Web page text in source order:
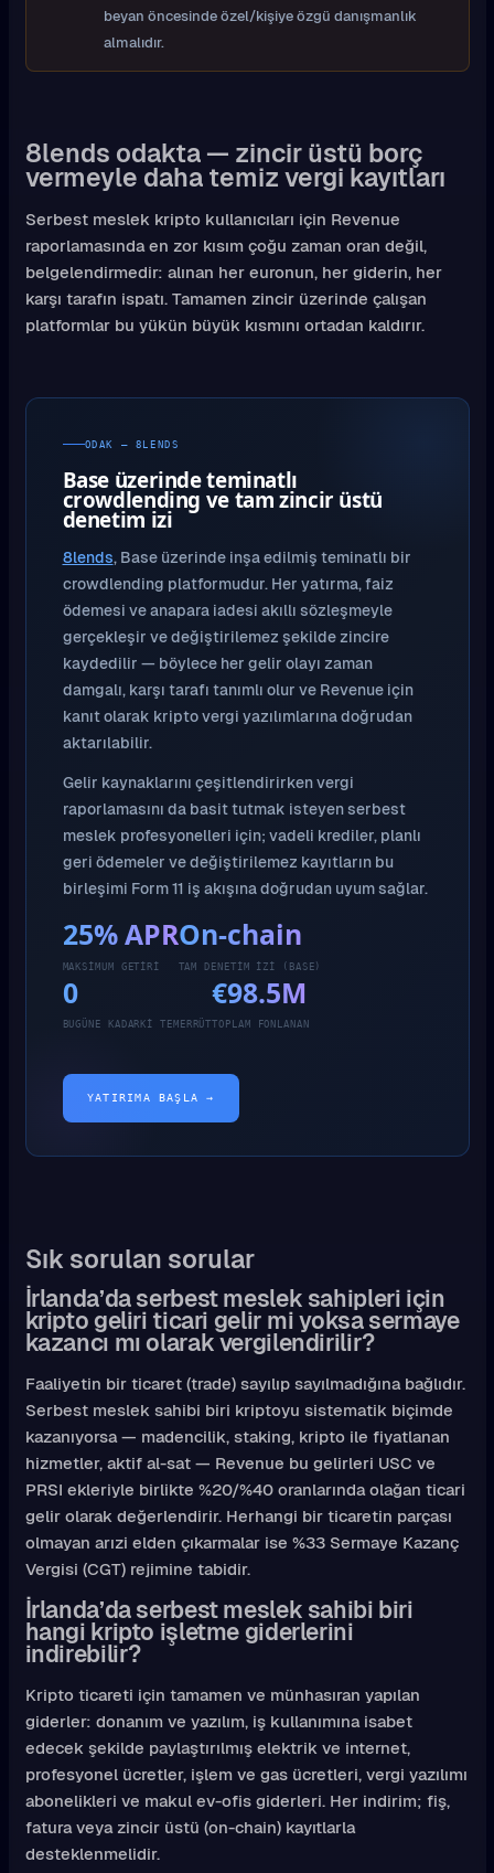
beyan öncesinde özel/kişiye özgü danışmanlık
almalıdır.
8lends odakta — zincir üstü borç
vermeyle daha temiz vergi kayıtları
Serbest meslek kripto kullanıcıları için Revenue
raporlamasında en zor kısım çoğu zaman oran değil,
belgelendirmedir: alınan her euronun, her giderin, her
karşı tarafın ispatı. Tamamen zincir üzerinde çalışan
platformlar bu yükün büyük kısmını ortadan kaldırır.
ODAK — 8LENDS
Base üzerinde teminatlı
crowdlending ve tam zincir üstü
denetim izi
8lends, Base üzerinde inşa edilmiş teminatlı bir
crowdlending platformudur. Her yatırma, faiz
ödemesi ve anapara iadesi akıllı sözleşmeyle
gerçekleşir ve değiştirilemez şekilde zincire
kaydedilir — böylece her gelir olayı zaman
damgalı, karşı tarafı tanımlı olur ve Revenue için
kanıt olarak kripto vergi yazılımlarına doğrudan
aktarılabilir.
Gelir kaynaklarını çeşitlendirirken vergi
raporlamasını da basit tutmak isteyen serbest
meslek profesyonelleri için; vadeli krediler, planlı
geri ödemeler ve değiştirilemez kayıtların bu
birleşimi Form 11 iş akışına doğrudan uyum sağlar.
25% APR
MAKSIMUM GETIRI
On-chain
TAM DENETIM IZI (BASE)
0
BUGÜNE KADARKI TEMERRÜT
€98.5M
TOPLAM FONLANAN
YATIRIMA BAŞLA →
Sık sorulan sorular
İrlanda’da serbest meslek sahipleri için
kripto geliri ticari gelir mi yoksa sermaye
kazancı mı olarak vergilendirilir?
Faaliyetin bir ticaret (trade) sayılıp sayılmadığına bağlıdır.
Serbest meslek sahibi biri kriptoyu sistematik biçimde
kazanıyorsa — madencilik, staking, kripto ile fiyatlanan
hizmetler, aktif al-sat — Revenue bu gelirleri USC ve
PRSI ekleriyle birlikte %20/%40 oranlarında olağan ticari
gelir olarak değerlendirir. Herhangi bir ticaretin parçası
olmayan arızi elden çıkarmalar ise %33 Sermaye Kazanç
Vergisi (CGT) rejimine tabidir.
İrlanda’da serbest meslek sahibi biri
hangi kripto işletme giderlerini
indirebilir?
Kripto ticareti için tamamen ve münhasıran yapılan
giderler: donanım ve yazılım, iş kullanımına isabet
edecek şekilde paylaştırılmış elektrik ve internet,
profesyonel ücretler, işlem ve gas ücretleri, vergi yazılımı
abonelikleri ve makul ev-ofis giderleri. Her indirim; fiş,
fatura veya zincir üstü (on-chain) kayıtlarla
desteklenmelidir.